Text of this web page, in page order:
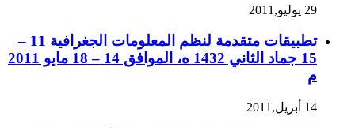
29 يوليو,2011
تطبيقات متقدمة لنظم المعلومات الجغرافية 11 –
15 جماد الثاني 1432 ه، الموافق 14 – 18 مايو 2011
م
14 أبريل,2011